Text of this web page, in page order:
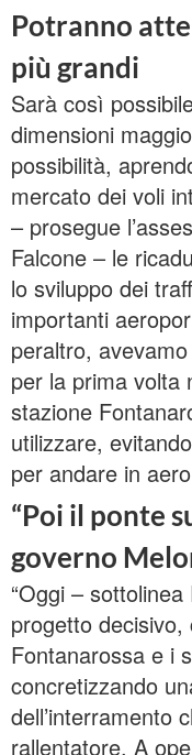
Potranno
più grandi
Sarà così
dimensioni
possibilità,
mercato dei voli
– prosegue
Falcone – le
lo sviluppo dei
importanti
peraltro,
per la prima volta
stazione
utilizzare,
per andare in
“Poi il ponte
governo
“Oggi –
progetto
Fontanarossa e i
concretizzando
dell’interramento
rallentatore. A